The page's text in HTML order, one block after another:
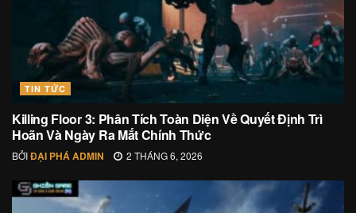
TIN TỨC
Killing Floor 3: Phân Tích Toàn Diện Về Quyết Định Trì
Hoãn Và Ngày Ra Mắt Chính Thức
BỞIĐẠI PHÁ ADMIN 2 THÁNG 6, 2026